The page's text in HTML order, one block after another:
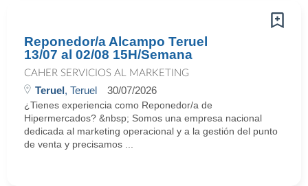
Reponedor/a Alcampo Teruel
13/07 al 02/08 15H/Semana
CAHER SERVICIOS AL MARKETING
Teruel, Teruel 30/07/2026
¿Tienes experiencia como Reponedor/a de
Hipermercados? &nbsp; Somos una empresa nacional
dedicada al marketing operacional y a la gestión del punto
de venta y precisamos ...